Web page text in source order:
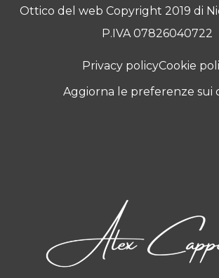
Ottico del web Copyright 2019 di
P.IVA 07826040722
Privacy policyCookie
Aggiorna le preferenze sui